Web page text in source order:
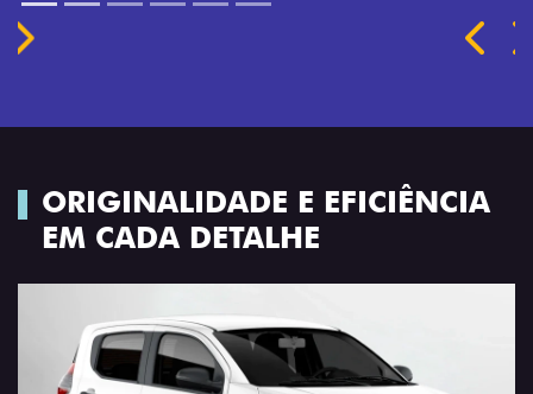
ORIGINALIDADE E EFICIÊNCIA
EM CADA DETALHE